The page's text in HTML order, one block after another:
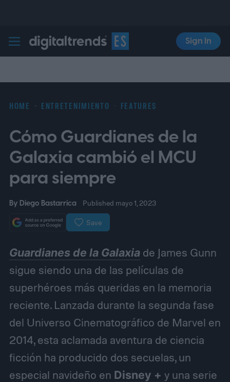
Digital Trends Español
Sign In
HOME ENTRETENIMIENTO FEATURES
Cómo Guardianes de la
Galaxia cambió el MCU
para siempre
By Diego Bastarrica Published mayo 1, 2023
Save
Guardianes de la Galaxiade James Gunn
sigue siendo una de las películas de
superhéroes más queridas en la memoria
reciente. Lanzada durante la segunda fase
del Universo Cinematográfico de Marvel en
2014, esta aclamada aventura de ciencia
ficción ha producido dos secuelas, un
especial navideño en Disney + y una serie